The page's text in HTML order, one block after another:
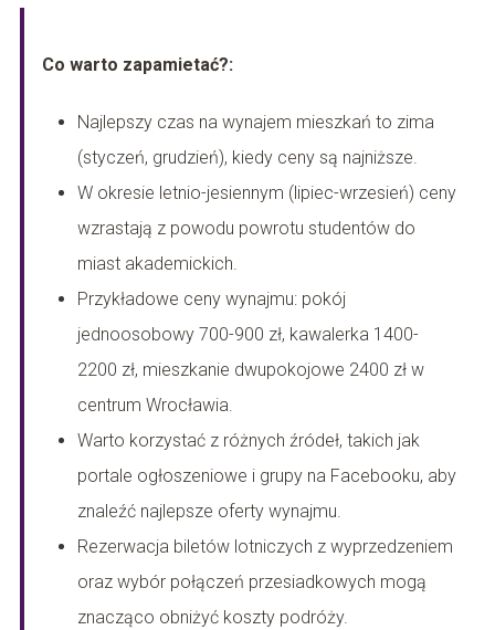
Co warto zapamietać?:
Najlepszy czas na wynajem mieszkań to zima
(styczeń, grudzień), kiedy ceny są najniższe.
W okresie letnio-jesiennym (lipiec-wrzesień) ceny
wzrastają z powodu powrotu studentów do
miast akademickich.
Przykładowe ceny wynajmu: pokój
jednoosobowy 700-900 zł, kawalerka 1400-
2200 zł, mieszkanie dwupokojowe 2400 zł w
centrum Wrocławia.
Warto korzystać z różnych źródeł, takich jak
portale ogłoszeniowe i grupy na Facebooku, aby
znaleźć najlepsze oferty wynajmu.
Rezerwacja biletów lotniczych z wyprzedzeniem
oraz wybór połączeń przesiadkowych mogą
znacząco obniżyć koszty podróży.